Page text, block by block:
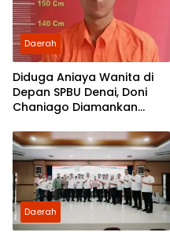
Daerah
Diduga Aniaya Wanita di
Depan SPBU Denai, Doni
Chaniago Diamankan
Daerah